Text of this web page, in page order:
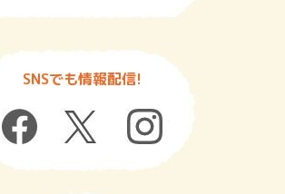
SNSでも情報配信!